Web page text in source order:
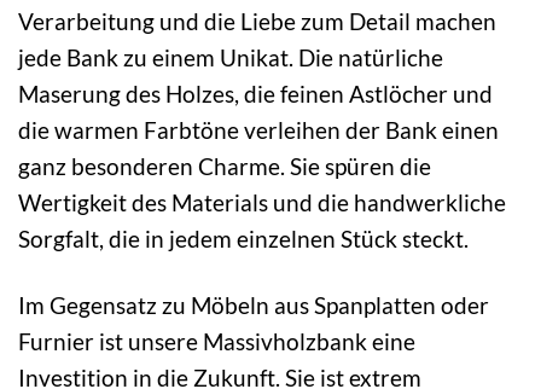
Verarbeitung und die Liebe zum Detail machen
jede Bank zu einem Unikat. Die natürliche
Maserung des Holzes, die feinen Astlöcher und
die warmen Farbtöne verleihen der Bank einen
ganz besonderen Charme. Sie spüren die
Wertigkeit des Materials und die handwerkliche
Sorgfalt, die in jedem einzelnen Stück steckt.
Im Gegensatz zu Möbeln aus Spanplatten oder
Furnier ist unsere Massivholzbank eine
Investition in die Zukunft. Sie ist extrem